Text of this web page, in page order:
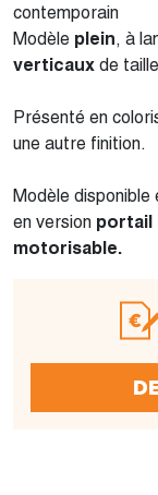
contemporain
Modèle plein, à
verticaux de
Présenté en
une autre finition.
Modèle
en version portail
motorisable.